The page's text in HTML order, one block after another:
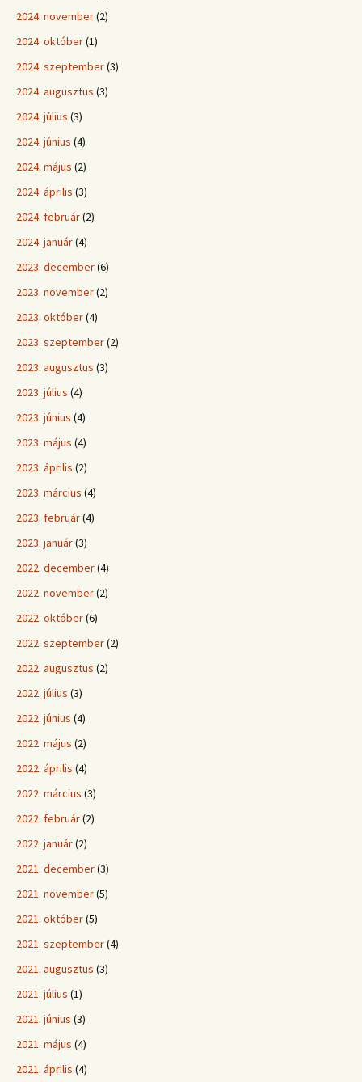
2024. november(2)
2024. október(1)
2024. szeptember(3)
2024. augusztus (3)
2024. július (3)
2024. június (4)
2024. május (2)
2024. április (3)
2024. február(2)
2024. január(4)
2023. december(6)
2023. november(2)
2023. október(4)
2023. szeptember(2)
2023. augusztus (3)
2023. július (4)
2023. június (4)
2023. május (4)
2023. április (2)
2023. március (4)
2023. február(4)
2023. január(3)
2022. december(4)
2022. november(2)
2022. október(6)
2022. szeptember(2)
2022. augusztus (2)
2022. július (3)
2022. június (4)
2022. május (2)
2022. április (4)
2022. március (3)
2022. február(2)
2022. január(2)
2021. december(3)
2021. november(5)
2021. október(5)
2021. szeptember(4)
2021. augusztus (3)
2021. július (1)
2021. június (3)
2021. május (4)
2021. április (4)